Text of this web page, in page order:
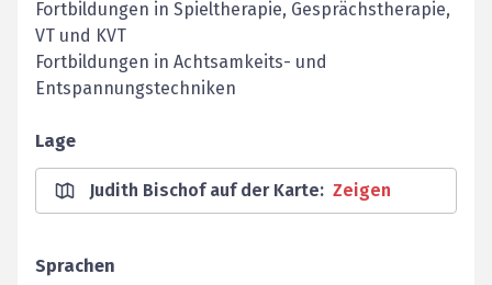
Fortbildungen in Spieltherapie, Gesprächstherapie,
VT und KVT
Fortbildungen in Achtsamkeits- und
Entspannungstechniken
Lage
Judith Bischof auf der Karte: Zeigen
Sprachen